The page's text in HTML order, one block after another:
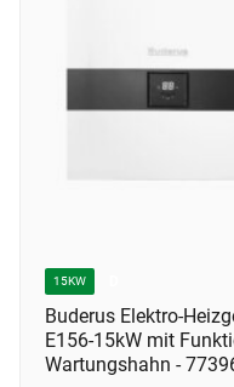
15KW
Buderus Elektro-
E156-15kW mit
Wartungshahn -